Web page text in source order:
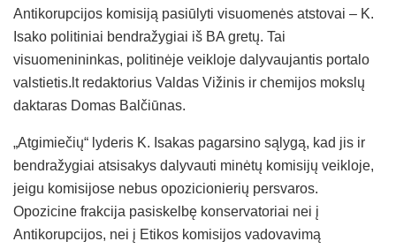
Antikorupcijos komisiją pasiūlyti visuomenės atstovai – K.
Isako politiniai bendražygiai iš BA gretų. Tai
visuomenininkas, politinėje veikloje dalyvaujantis portalo
valstietis.lt redaktorius Valdas Vižinis ir chemijos mokslų
daktaras Domas Balčiūnas.
„Atgimiečių“ lyderis K. Isakas pagarsino sąlygą, kad jis ir
bendražygiai atsisakys dalyvauti minėtų komisijų veikloje,
jeigu komisijose nebus opozicionierių persvaros.
Opozicine frakcija pasiskelbę konservatoriai nei į
Antikorupcijos, nei į Etikos komisijos vadovavimą